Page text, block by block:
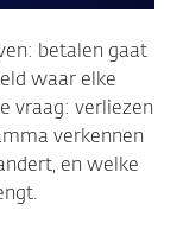
betalen gaat
waar elke
vraag: verliezen
verkennen
en welke